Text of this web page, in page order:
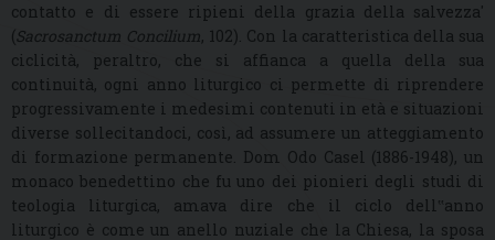
contatto e di essere ripieni della grazia della salvezza'
(Sacrosanctum Concilium, 102). Con la caratteristica della sua
ciclicità, peraltro, che si affianca a quella della sua
continuità, ogni anno liturgico ci permette di riprendere
progressivamente i medesimi contenuti in età e situazioni
diverse sollecitandoci, così, ad assumere un atteggiamento
di formazione permanente. Dom Odo Casel (1886-1948), un
monaco benedettino che fu uno dei pionieri degli studi di
teologia liturgica, amava dire che il ciclo dell‟anno
liturgico è come un anello nuziale che la Chiesa, la sposa